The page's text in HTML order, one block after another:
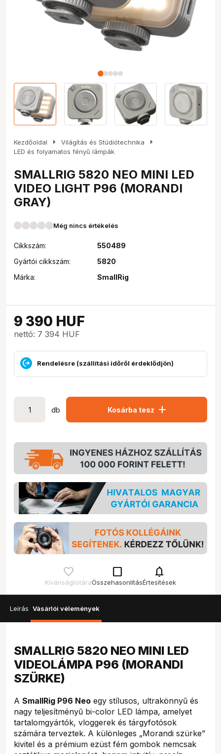
Kezdőoldal arrow_right Világítás és Stúdiótechnika arrow_right
LED és folyamatos fényű lámpák
SMALLRIG 5820 NEO MINI LED
VIDEO LIGHT P96 (MORANDI
GRAY)
Még nincs értékelés
Cikkszám:
550489
Gyártói cikkszám:
5820
Márka:
SmallRig
9 390 HUF
nettó: 7 394 HUF
Rendelésre (szállítási időről érdeklődjön)
db Kosárba tesz add
Kívánságlistára
check_box_outline_blank
Összehasonlítás
notifications
Értesítések
Leírás Vásárlói vélemények
SMALLRIG 5820 NEO MINI LED
VIDEOLÁMPA P96 (MORANDI
SZÜRKE)
A SmallRig P96 Neo egy stílusos, ultrakönnyű és
nagy teljesítményű bi-color LED lámpa, amelyet
tartalomgyártók, vloggerek és tárgyfotósok
számára terveztek. A különleges „Morandi szürke”
kivitel és a prémium ezüst fém gombok nemcsak